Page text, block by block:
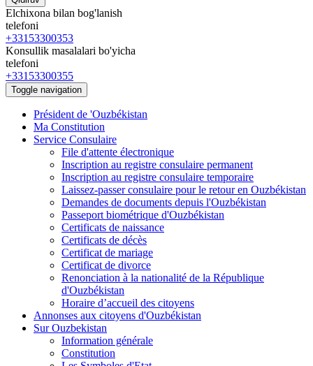
Elchixona bilan bog'lanish
telefoni
+33153300353
Konsullik masalalari bo'yicha
telefoni
+33153300355
Toggle navigation
Président de 'Ouzbékistan
Ma Constitution
Service Consulaire
File d'attente électronique
Inscription au registre consulaire permanent
Inscription au registre consulaire temporaire
Laissez-passer consulaire pour le retour en Ouzbékistan
Demandes de documents depuis l'Ouzbékistan
Passeport biométrique d'Ouzbékistan
Certificats de naissance
Certificats de décès
Certificat de mariage
Certificat de divorce
Renonciation à la nationalité de la République
d'Ouzbékistan
Horaire d’accueil des citoyens
Annonses aux citoyens d'Ouzbékistan
Sur Ouzbekistan
Information générale
Constitution